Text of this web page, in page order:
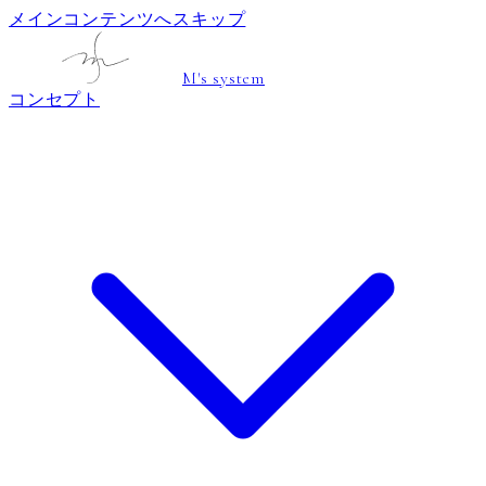
メインコンテンツへスキップ
M's system
コンセプト